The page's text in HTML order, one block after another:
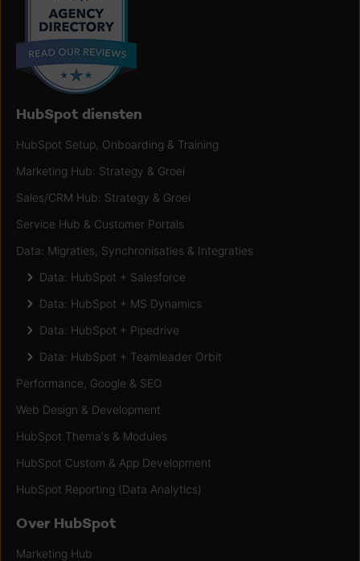
HubSpot diensten
HubSpot Setup, Onboarding & Training
Marketing Hub: Strategy & Groei
Sales/CRM Hub: Strategy & Groei
Service Hub & Customer Portals
Data: Migraties, Synchronisaties & Integraties
Data: HubSpot + Salesforce
Data: HubSpot + MS Dynamics
Data: HubSpot + Pipedrive
Data: HubSpot + Teamleader Orbit
Performance, Google & SEO
Web Design & Development
HubSpot Thema's & Modules
HubSpot Custom & App Development
HubSpot Reporting (Data Analytics)
Over HubSpot
Marketing Hub